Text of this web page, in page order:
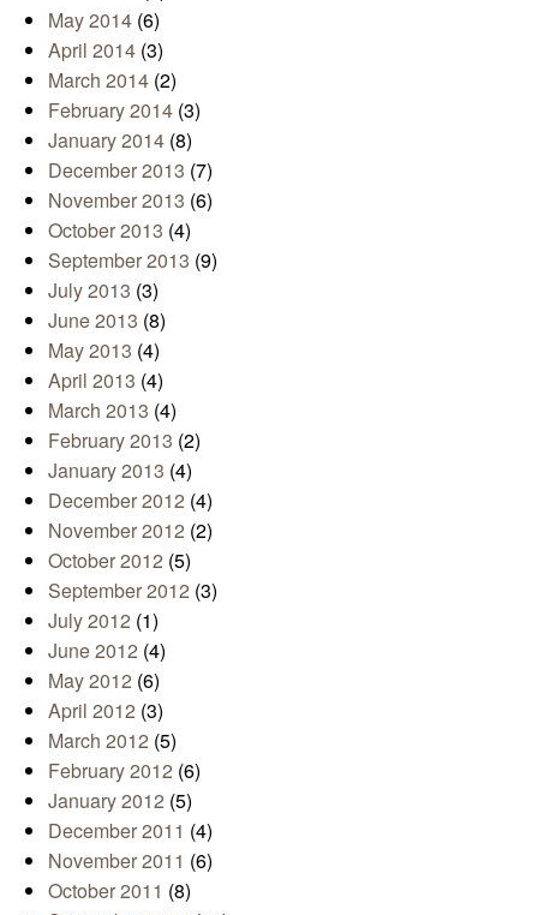
May 2014 (6)
April 2014 (3)
March 2014 (2)
February 2014 (3)
January 2014 (8)
December 2013 (7)
November 2013 (6)
October 2013 (4)
September 2013 (9)
July 2013 (3)
June 2013 (8)
May 2013 (4)
April 2013 (4)
March 2013 (4)
February 2013 (2)
January 2013 (4)
December 2012 (4)
November 2012 (2)
October 2012 (5)
September 2012 (3)
July 2012 (1)
June 2012 (4)
May 2012 (6)
April 2012 (3)
March 2012 (5)
February 2012 (6)
January 2012 (5)
December 2011 (4)
November 2011 (6)
October 2011 (8)